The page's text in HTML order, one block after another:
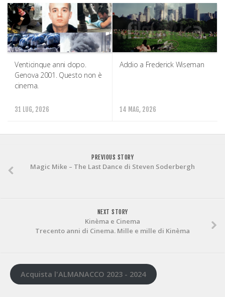
Venticinque anni dopo.
Genova 2001. Questo non è
cinema.
31 LUG, 2026
Addio a Frederick Wiseman
14 MAG, 2026
PREVIOUS STORY
Magic Mike – The Last Dance di Steven Soderbergh
NEXT STORY
Kinèma e Cinema
Trecento anni di Cinema. Mille e mille di Kinèma
Acquista l'ALMANACCO 2023 - 2024